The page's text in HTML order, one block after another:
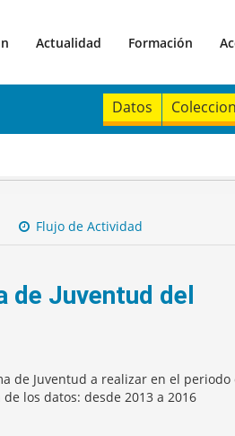
Actualidad Formación
Datos
Flujo de Actividad
de Juventud del
de Juventud a realizar en el periodo
los datos: desde 2013 a 2016